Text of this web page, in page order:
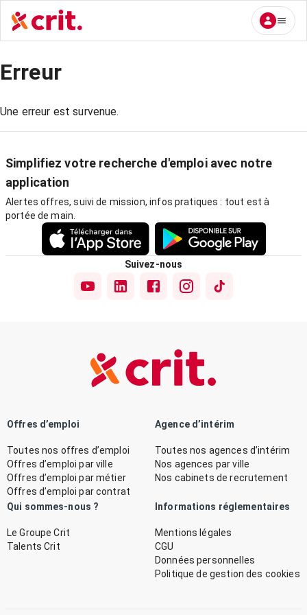
Erreur
Une erreur est survenue.
Simplifiez votre recherche d'emploi avec notre
application
Alertes offres, suivi de mission, infos pratiques : tout est à
portée de main.
Suivez-nous
Offres d’emploi
Toutes nos offres d’emploi
Offres d’emploi par ville
Offres d’emploi par métier
Offres d’emploi par contrat
Agence d’intérim
Toutes nos agences d’intérim
Nos agences par ville
Nos cabinets de recrutement
Qui sommes-nous ?
Le Groupe Crit
Talents Crit
Informations réglementaires
Mentions légales
CGU
Données personnelles
Politique de gestion des cookies